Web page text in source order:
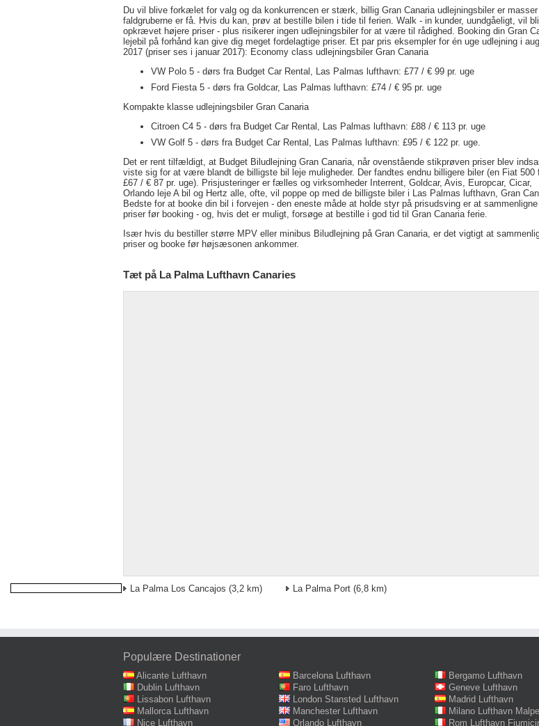
Du vil blive forkælet for valg og da konkurrencen er stærk, billig Gran Canaria udlejningsbiler er
faldgruberne er få. Hvis du kan, prøv at bestille bilen i tide til ferien. Walk - in kunder, uundgåeligt, vil
opkrævet højere priser - plus risikerer ingen udlejningsbiler for at være til rådighed. Booking din Gran
lejebil på forhånd kan give dig meget fordelagtige priser. Et par pris eksempler for én uge udlejning i
2017 (priser ses i januar 2017): Economy class udlejningsbiler Gran Canaria
VW Polo 5 - dørs fra Budget Car Rental, Las Palmas lufthavn: £77 / € 99 pr. uge
Ford Fiesta 5 - dørs fra Goldcar, Las Palmas lufthavn: £74 / € 95 pr. uge
Kompakte klasse udlejningsbiler Gran Canaria
Citroen C4 5 - dørs fra Budget Car Rental, Las Palmas lufthavn: £88 / € 113 pr. uge
VW Golf 5 - dørs fra Budget Car Rental, Las Palmas lufthavn: £95 / € 122 pr. uge.
Det er rent tilfældigt, at Budget Biludlejning Gran Canaria, når ovenstående stikprøven priser blev
viste sig for at være blandt de billigste bil leje muligheder. Der fandtes endnu billigere biler (en Fiat 500
£67 / € 87 pr. uge). Prisjusteringer er fælles og virksomheder Interrent, Goldcar, Avis, Europcar, Cicar,
Orlando leje A bil og Hertz alle, ofte, vil poppe op med de billigste biler i Las Palmas lufthavn, Gran
Bedste for at booke din bil i forvejen - den eneste måde at holde styr på prisudsving er at sammenligne
priser før booking - og, hvis det er muligt, forsøge at bestille i god tid til Gran Canaria ferie.
Især hvis du bestiller større MPV eller minibus Biludlejning på Gran Canaria, er det vigtigt at
priser og booke før højsæsonen ankommer.
Tæt på La Palma Lufthavn Canaries
La Palma Los Cancajos (3,2 km) La Palma Port (6,8 km)
Populære Destinationer
Alicante Lufthavn Barcelona Lufthavn Bergamo Lufthavn
Dublin Lufthavn
Faro Lufthavn Geneve Lufthavn
Lissabon Lufthavn
London Stansted Lufthavn Madrid Lufthavn
Mallorca Lufthavn
Manchester Lufthavn Milano Lufthavn
Nice Lufthavn
Orlando Lufthavn Rom Lufthavn